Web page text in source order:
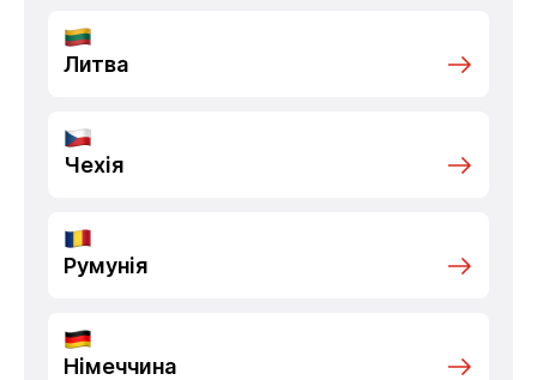
Литва
Чехія
Румунія
Німеччина